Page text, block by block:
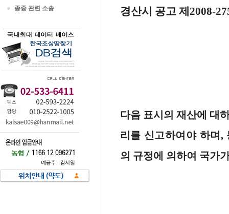
종중 관련 소송 경산시 공고 제2008-
다음 표시의 재산에 대
리를 신고하여야 하며,
의 규정에 의하여 국가